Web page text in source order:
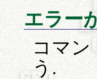
エラー
コマン
う.